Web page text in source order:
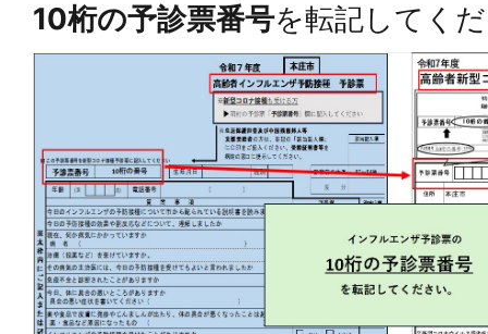
10桁の予診票番号を転記してく